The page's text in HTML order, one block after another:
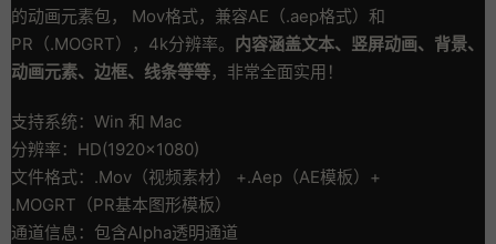
的动画元素包，‎ Mov格式，兼容AE（.aep格式）和
PR（.MOGRT），4k分辨率。 内容涵盖文本、竖屏动画、背景、
动画元素、边框、线条等等，非常全面实用！
支持系统：Win 和 Mac
分辨率：HD(1920×1080)
文件格式：.Mov（视频素材） +.Aep（AE模板）+
.MOGRT（PR基本图形模板）
通道信息：包含Alpha透明通道